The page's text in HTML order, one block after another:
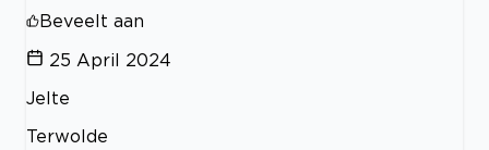
Beveelt aan
25 April 2024
Jelte
Terwolde